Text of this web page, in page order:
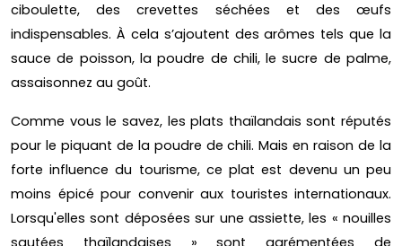
ciboulette, des crevettes séchées et des œufs
indispensables. À cela s’ajoutent des arômes tels que la
sauce de poisson, la poudre de chili, le sucre de palme,
assaisonnez au goût.
Comme vous le savez, les plats thaïlandais sont réputés
pour le piquant de la poudre de chili. Mais en raison de la
forte influence du tourisme, ce plat est devenu un peu
moins épicé pour convenir aux touristes internationaux.
Lorsqu'elles sont déposées sur une assiette, les « nouilles